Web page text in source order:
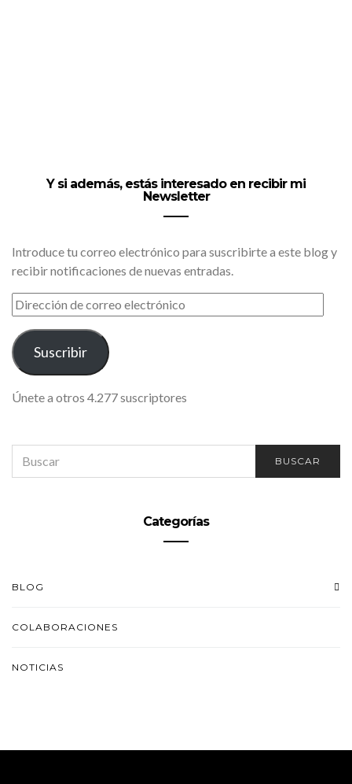
Y si además, estás interesado en recibir mi
Newsletter
Introduce tu correo electrónico para suscribirte a este blog y
recibir notificaciones de nuevas entradas.
DIRECCIÓN
DE
CORREO
ELECTRÓNICO
Suscribir
Únete a otros 4.277 suscriptores
FOR:
BUSCAR
Categorías
BLOG
COLABORACIONES
NOTICIAS